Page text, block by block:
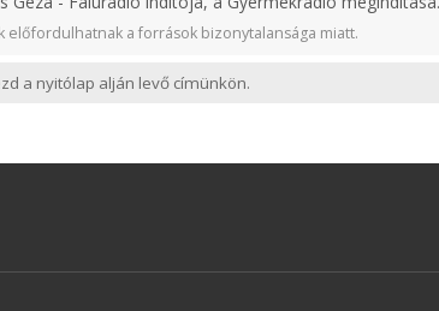
a források bizonytalansága miatt.
a nyitólap alján levő címünkön.